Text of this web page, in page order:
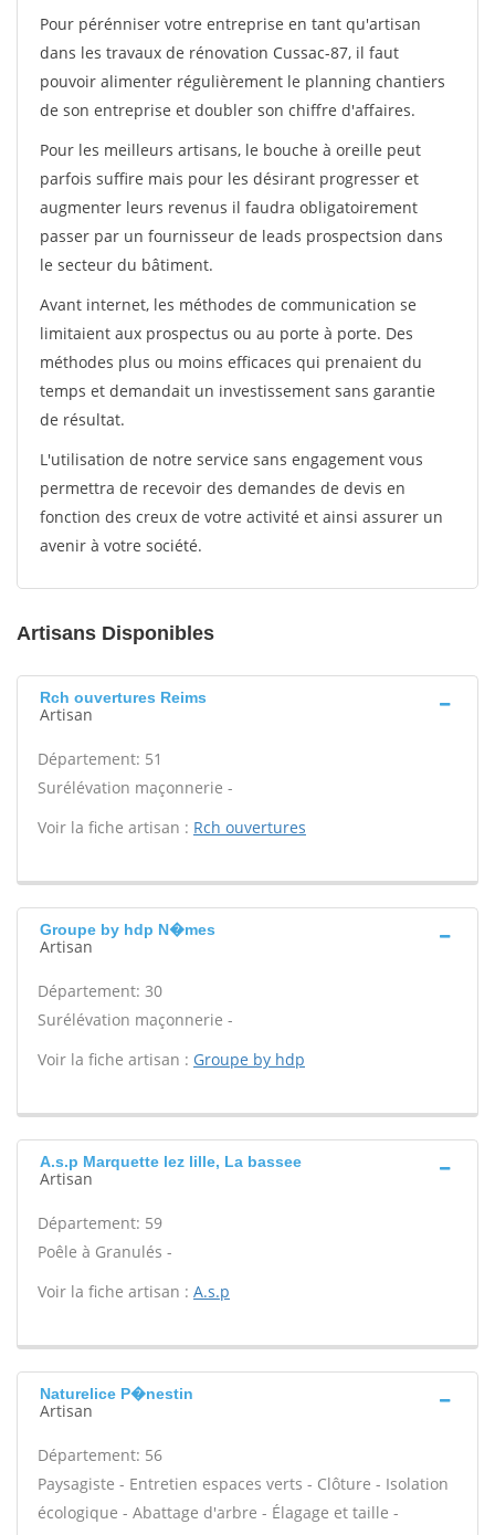
Pour pérénniser votre entreprise en tant qu'artisan
dans les travaux de rénovation Cussac-87, il faut
pouvoir alimenter régulièrement le planning chantiers
de son entreprise et doubler son chiffre d'affaires.
Pour les meilleurs artisans, le bouche à oreille peut
parfois suffire mais pour les désirant progresser et
augmenter leurs revenus il faudra obligatoirement
passer par un fournisseur de leads prospectsion dans
le secteur du bâtiment.
Avant internet, les méthodes de communication se
limitaient aux prospectus ou au porte à porte. Des
méthodes plus ou moins efficaces qui prenaient du
temps et demandait un investissement sans garantie
de résultat.
L'utilisation de notre service sans engagement vous
permettra de recevoir des demandes de devis en
fonction des creux de votre activité et ainsi assurer un
avenir à votre société.
Artisans Disponibles
Rch ouvertures Reims
Artisan
Département: 51
Surélévation maçonnerie -
Voir la fiche artisan : Rch ouvertures
Groupe by hdp N�mes
Artisan
Département: 30
Surélévation maçonnerie -
Voir la fiche artisan : Groupe by hdp
A.s.p Marquette lez lille, La bassee
Artisan
Département: 59
Poêle à Granulés -
Voir la fiche artisan : A.s.p
Naturelice P�nestin
Artisan
Département: 56
Paysagiste - Entretien espaces verts - Clôture - Isolation
écologique - Abattage d'arbre - Élagage et taille -